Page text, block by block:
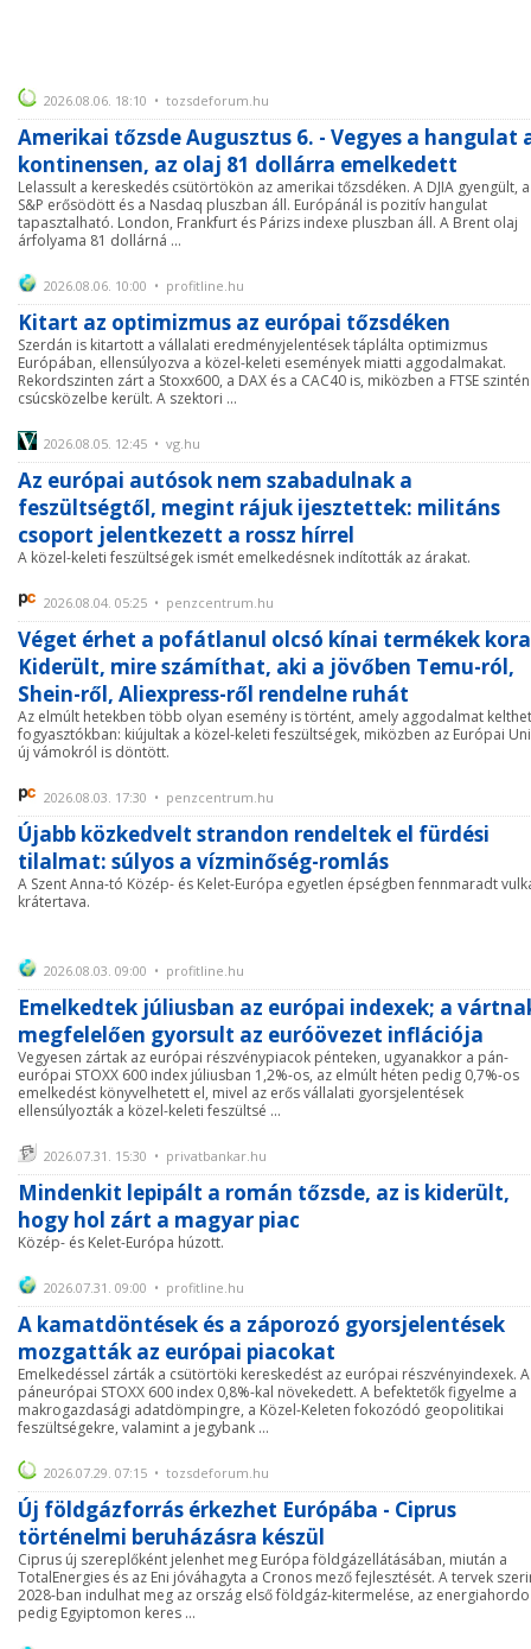
2026.08.06. 18:10 • tozsdeforum.hu
Amerikai tőzsde Augusztus 6. - Vegyes a hangulat
kontinensen, az olaj 81 dollárra emelkedett
Lelassult a kereskedés csütörtökön az amerikai tőzsdéken. A DJIA gyengült,
S&P erősödött és a Nasdaq pluszban áll. Európánál is pozitív hangulat
tapasztalható. London, Frankfurt és Párizs indexe pluszban áll. A Brent olaj
árfolyama 81 dollárná ...
2026.08.06. 10:00 • profitline.hu
Kitart az optimizmus az európai tőzsdéken
Szerdán is kitartott a vállalati eredményjelentések táplálta optimizmus
Európában, ellensúlyozva a közel-keleti események miatti aggodalmakat.
Rekordszinten zárt a Stoxx600, a DAX és a CAC40 is, miközben a FTSE szintén
csúcsközelbe került. A szektori ...
2026.08.05. 12:45 • vg.hu
Az európai autósok nem szabadulnak a
feszültségtől, megint rájuk ijesztettek: militáns
csoport jelentkezett a rossz hírrel
A közel-keleti feszültségek ismét emelkedésnek indították az árakat.
2026.08.04. 05:25 • penzcentrum.hu
Véget érhet a pofátlanul olcsó kínai termékek
Kiderült, mire számíthat, aki a jövőben Temu-ról,
Shein-ről, Aliexpress-ről rendelne ruhát
Az elmúlt hetekben több olyan esemény is történt, amely aggodalmat
fogyasztókban: kiújultak a közel-keleti feszültségek, miközben az Európai
új vámokról is döntött.
2026.08.03. 17:30 • penzcentrum.hu
Újabb közkedvelt strandon rendeltek el fürdési
tilalmat: súlyos a vízminőség-romlás
A Szent Anna-tó Közép- és Kelet-Európa egyetlen épségben fennmaradt
krátertava.
2026.08.03. 09:00 • profitline.hu
Emelkedtek júliusban az európai indexek; a
megfelelően gyorsult az euróövezet inflációja
Vegyesen zártak az európai részvénypiacok pénteken, ugyanakkor a pán-
európai STOXX 600 index júliusban 1,2%-os, az elmúlt héten pedig 0,7%-os
emelkedést könyvelhetett el, mivel az erős vállalati gyorsjelentések
ellensúlyozták a közel-keleti feszültsé ...
2026.07.31. 15:30 • privatbankar.hu
Mindenkit lepipált a román tőzsde, az is kiderült,
hogy hol zárt a magyar piac
Közép- és Kelet-Európa húzott.
2026.07.31. 09:00 • profitline.hu
A kamatdöntések és a záporozó gyorsjelentések
mozgatták az európai piacokat
Emelkedéssel zárták a csütörtöki kereskedést az európai részvényindexek. A
páneurópai STOXX 600 index 0,8%-kal növekedett. A befektetők figyelme a
makrogazdasági adatdömpingre, a Közel-Keleten fokozódó geopolitikai
feszültségekre, valamint a jegybank ...
2026.07.29. 07:15 • tozsdeforum.hu
Új földgázforrás érkezhet Európába - Ciprus
történelmi beruházásra készül
Ciprus új szereplőként jelenhet meg Európa földgázellátásában, miután a
TotalEnergies és az Eni jóváhagyta a Cronos mező fejlesztését. A tervek
2028-ban indulhat meg az ország első földgáz-kitermelése, az
pedig Egyiptomon keres ...